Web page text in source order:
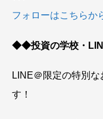
フォローはこちらか
◆◆投資の学校・
LINE＠限定の特別
す！